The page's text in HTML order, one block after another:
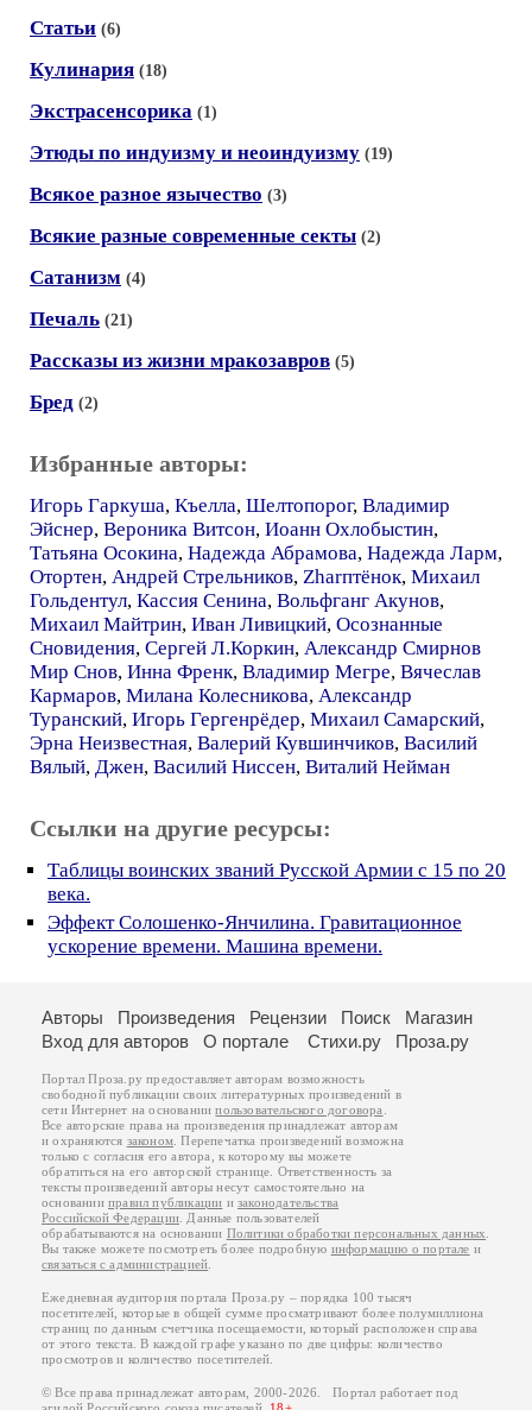
Статьи (6)
Кулинария (18)
Экстрасенсорика (1)
Этюды по индуизму и неоиндуизму (19)
Всякое разное язычество (3)
Всякие разные современные секты (2)
Сатанизм (4)
Печаль (21)
Рассказы из жизни мракозавров (5)
Бред (2)
Избранные авторы:
Игорь Гаркуша, Къелла, Шелтопорог, Владимир
Эйснер, Вероника Витсон, Иоанн Охлобыстин,
Татьяна Осокина, Надежда Абрамова, Надежда Ларм,
Отортен, Андрей Стрельников, Zharптёнок, Михаил
Гольдентул, Кассия Сенина, Вольфганг Акунов,
Михаил Майтрин, Иван Ливицкий, Осознанные
Сновидения, Сергей Л.Коркин, Александр Смирнов
Мир Снов, Инна Френк, Владимир Мегре, Вячеслав
Кармаров, Милана Колесникова, Александр
Туранский, Игорь Гергенрёдер, Михаил Самарский,
Эрна Неизвестная, Валерий Кувшинчиков, Василий
Вялый, Джен, Василий Ниссен, Виталий Нейман
Ссылки на другие ресурсы:
Таблицы воинских званий Русской Армии c 15 по 20
века.
Эффект Солошенко-Янчилина. Гравитационное
ускорение времени. Машина времени.
Авторы Произведения Рецензии Поиск
Магазин
Вход для авторов
О портале Стихи.ру Проза.ру
Портал Проза.ру предоставляет авторам возможность
свободной публикации своих литературных произведений в
сети Интернет на основаниипользовательского договора
Все авторские права на произведения принадлежат авторам
и охраняются законом . Перепечатка произведений возможна
только с согласия его автора, к которому вы можете
обратиться на его авторской странице. Ответственность за
тексты произведений авторы несут самостоятельно на
основанииправил публикации изаконодательства
Российской Федерации . Данные пользователей
обрабатываются на основании Политики обработки персональных данных
Вы также можете посмотреть более подробную информацию о портале и
связаться с администрацией
Ежедневная аудитория портала Проза.ру – порядка 100 тысяч
посетителей, которые в общей сумме просматривают более полумиллиона
страниц по данным счетчика посещаемости, который расположен справа
от этого текста. В каждой графе указано по две цифры: количество
просмотров и количество посетителей.
© Все права принадлежат авторам, 2000-2026. Портал работает под